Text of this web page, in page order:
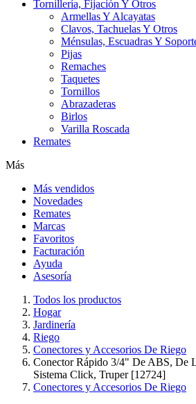
Tornillería, Fijación Y Otros
Armellas Y Alcayatas
Clavos, Tachuelas Y Otros
Ménsulas, Escuadras Y
Pijas
Remaches
Taquetes
Tornillos
Abrazaderas
Birlos
Varilla Roscada
Remates
Más
Más vendidos
Novedades
Remates
Marcas
Favoritos
Facturación
Ayuda
Asesoría
Todos los productos
Hogar
Jardinería
Riego
Conectores y Accesorios De Riego
Conector Rápido 3/4" De ABS, De
Sistema Click, Truper [12724]
Conectores y Accesorios De Riego